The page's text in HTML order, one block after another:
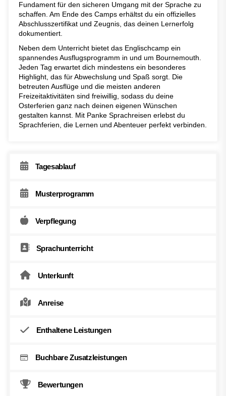
Fundament für den sicheren Umgang mit der Sprache zu
schaffen. Am Ende des Camps erhältst du ein offizielles
Abschlusszertifikat und Zeugnis, das deinen Lernerfolg
dokumentiert.
Neben dem Unterricht bietet das Englischcamp ein
spannendes Ausflugsprogramm in und um Bournemouth.
Jeden Tag erwartet dich mindestens ein besonderes
Highlight, das für Abwechslung und Spaß sorgt. Die
betreuten Ausflüge und die meisten anderen
Freizeitaktivitäten sind freiwillig, sodass du deine
Osterferien ganz nach deinen eigenen Wünschen
gestalten kannst. Mit Panke Sprachreisen erlebst du
Sprachferien, die Lernen und Abenteuer perfekt verbinden.
Tagesablauf
Musterprogramm
Verpflegung
Sprachunterricht
Unterkunft
Anreise
Enthaltene Leistungen
Buchbare Zusatzleistungen
Bewertungen